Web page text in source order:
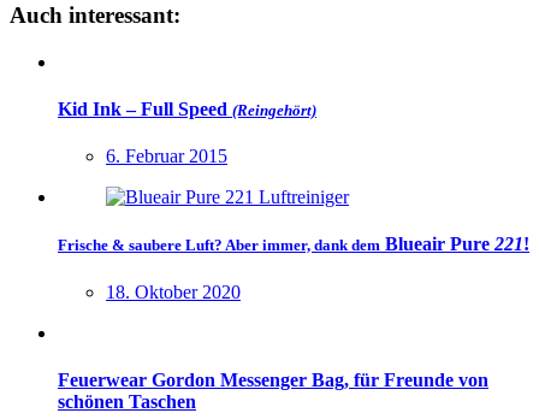
Auch interessant:
Kid Ink – Full Speed (Reingehört)
6. Februar 2015
Frische & saubere Luft? Aber immer, dank dem Blueair Pure 221!
18. Oktober 2020
Feuerwear Gordon Messenger Bag, für Freunde von
schönen Taschen